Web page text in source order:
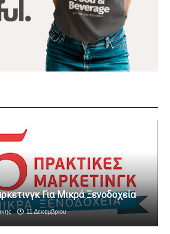
Για Μικρά Ξενοδοχεία
11 Δεκεμβρίου